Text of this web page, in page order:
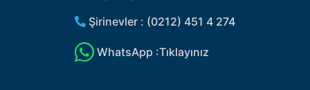
Şirinevler : (0212) 451 4 274
WhatsApp :Tıklayınız